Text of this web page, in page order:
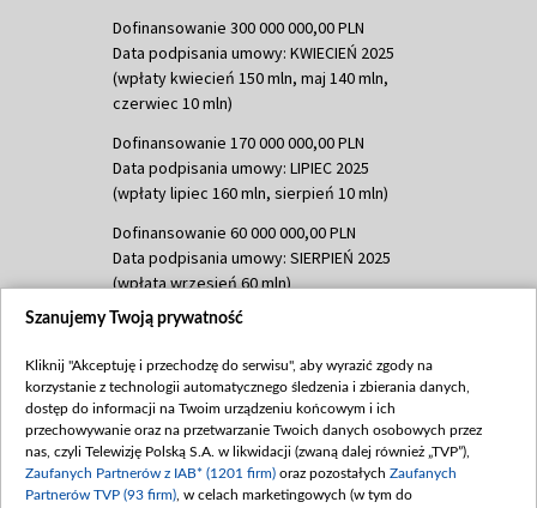
Dofinansowanie 300 000 000,00 PLN
Data podpisania umowy: KWIECIEŃ 2025
(wpłaty kwiecień 150 mln, maj 140 mln,
czerwiec 10 mln)
Dofinansowanie 170 000 000,00 PLN
Data podpisania umowy: LIPIEC 2025
(wpłaty lipiec 160 mln, sierpień 10 mln)
Dofinansowanie 60 000 000,00 PLN
Data podpisania umowy: SIERPIEŃ 2025
(wpłata wrzesień 60 mln)
Dofinansowanie 635 783 051,21 PLN
(wpłata wrzesień 100 mln, październik 350
mln, listopad 265 mln)
Dofinansowanie 48 862 000,00 PLN
Data podpisania umowy: GRUDZIEŃ 2025
(wpłata grudzień 60,548 mln)
Szanujemy Twoją prywatność
Kliknij "Akceptuję i przechodzę do serwisu", aby wyrazić zgody na
korzystanie z technologii automatycznego śledzenia i zbierania danych,
dostęp do informacji na Twoim urządzeniu końcowym i ich
przechowywanie oraz na przetwarzanie Twoich danych osobowych przez
nas, czyli Telewizję Polską S.A. w likwidacji (zwaną dalej również „TVP”),
Zaufanych Partnerów z IAB* (1201 firm) oraz pozostałych Zaufanych
Partnerów TVP (93 firm) , w celach marketingowych (w tym do